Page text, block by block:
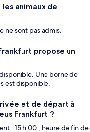
animaux de
ne sont pas admis.
propose un
Une borne de
est disponible.
et de départ à
Frankfurt ?
: 15 h 00 ; heure de fin de